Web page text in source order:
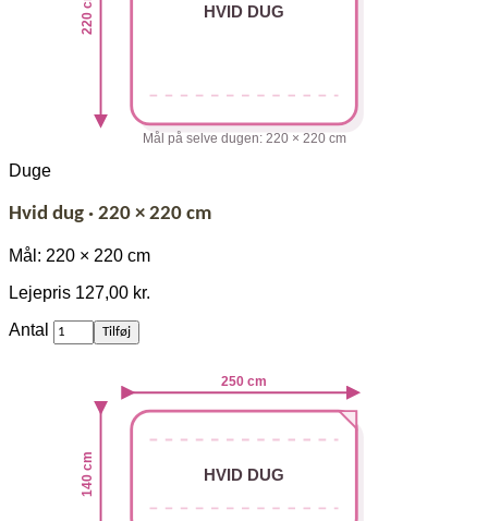
HVID DUG
220 cm
Mål på selve dugen: 220 × 220 cm
Duge
Hvid dug · 220 × 220 cm
Mål: 220 × 220 cm
Lejepris 127,00 kr.
Antal
af
Hvid
Tilføj
HVID DUG
250 cm
140 cm